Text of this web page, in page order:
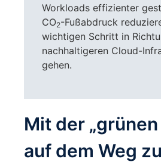
Workloads effizienter
CO2-Fußabdruck
wichtigen Schritt in
nachhaltigeren Cloud-
gehen.
Mit der
auf dem Weg